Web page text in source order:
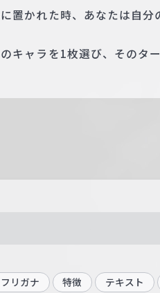
置かれた時、あなたは自分
キャラを1枚選び、そのタ
リガナ 特徴 テキスト